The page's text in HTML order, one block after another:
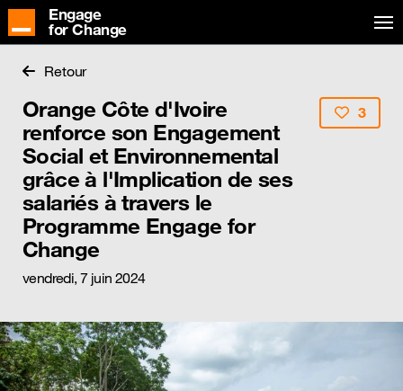
Engage
for Change
Retour
Orange Côte d'Ivoire
renforce son Engagement
Social et Environnemental
grâce à l'Implication de ses
salariés à travers le
Programme Engage for
Change
vendredi, 7 juin 2024
3